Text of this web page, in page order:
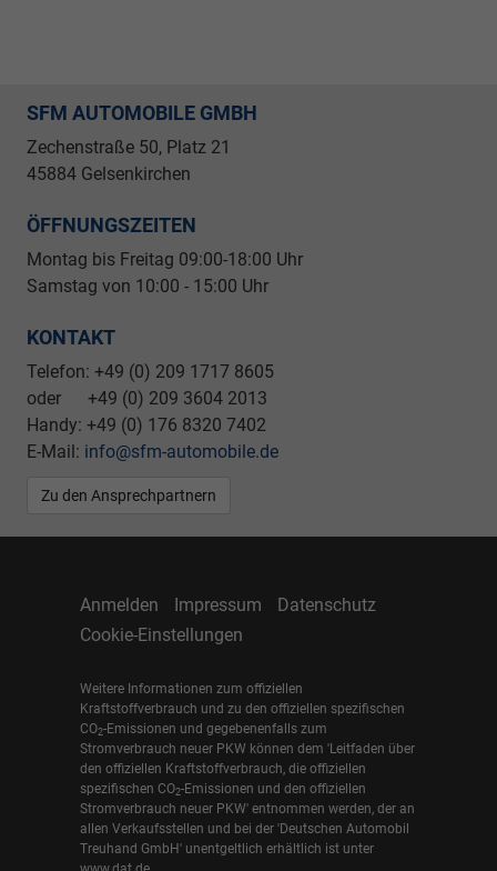
SFM AUTOMOBILE GMBH
Zechenstraße 50, Platz 21
45884 Gelsenkirchen
ÖFFNUNGSZEITEN
Montag bis Freitag 09:00-18:00 Uhr
Samstag von 10:00 - 15:00 Uhr
KONTAKT
Telefon: +49 (0) 209 1717 8605
oder +49 (0) 209 3604 2013
Handy: +49 (0) 176 8320 7402
E-Mail: info@sfm-automobile.de
Zu den Ansprechpartnern
Anmelden Impressum
Datenschutz
Cookie-Einstellungen
Weitere Informationen zum offiziellen
Kraftstoffverbrauch und zu den offiziellen spezifischen
CO2-Emissionen und gegebenenfalls zum
Stromverbrauch neuer PKW können dem 'Leitfaden über
den offiziellen Kraftstoffverbrauch, die offiziellen
spezifischen CO2-Emissionen und den offiziellen
Stromverbrauch neuer PKW' entnommen werden, der an
allen Verkaufsstellen und bei der 'Deutschen Automobil
Treuhand GmbH' unentgeltlich erhältlich ist unter